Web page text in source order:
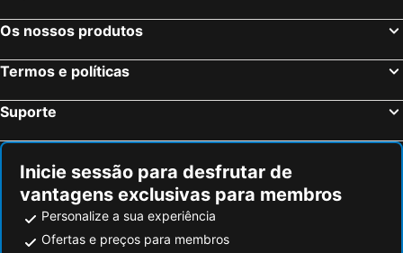
Os nossos produtos
Termos e políticas
Suporte
Inicie sessão para desfrutar de
vantagens exclusivas para membros
Personalize a sua experiência
Ofertas e preços para membros